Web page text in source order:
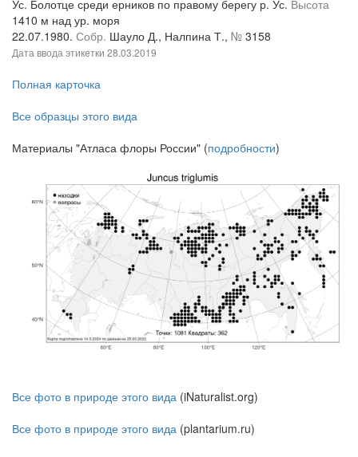
Ус. Болотце среди ерников по правому берегу р. Ус. Высота
1410 м над ур. моря
22.07.1980. Собр. Шауло Д., Налпина Т., № 3158
Дата ввода этикетки 28.03.2019
Полная карточка
Все образцы этого вида
Материалы "Атласа флоры России" (подробности)
Все фото в природе этого вида (iNaturalist.org)
Все фото в природе этого вида (plantarium.ru)